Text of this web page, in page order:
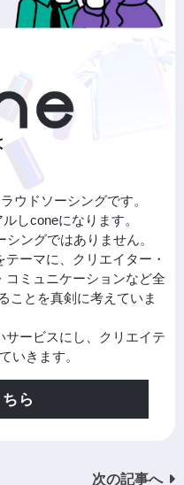
ウドソーシングです。
しconeになります。
ングではありません。
テーマに、クリエイター・
コミュニケーションなど全
ことを真剣に考えていま
サービスにし、クリエイテ
いきます。
ら
次の記事へ